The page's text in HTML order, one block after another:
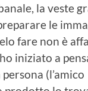
la veste
le
fare non è
iniziato a
(l’amico